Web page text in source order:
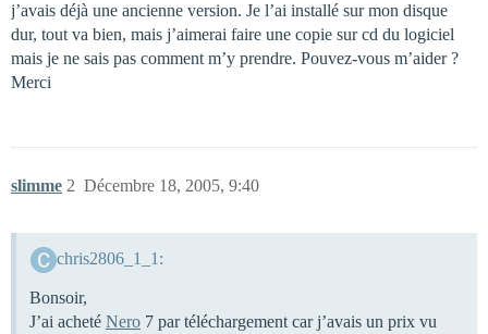
j’avais déjà une ancienne version. Je l’ai installé sur mon disque
dur, tout va bien, mais j’aimerai faire une copie sur cd du logiciel
mais je ne sais pas comment m’y prendre. Pouvez-vous m’aider ?
Merci
slimme Décembre 18, 2005, 9:40
2
chris2806_1_1:
Bonsoir,
J’ai acheté Nero 7 par téléchargement car j’avais un prix vu